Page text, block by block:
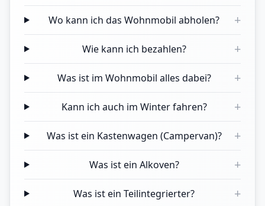
Wo kann ich das Wohnmobil abholen? +
Wie kann ich bezahlen? +
Was ist im Wohnmobil alles dabei? +
Kann ich auch im Winter fahren? +
Was ist ein Kastenwagen (Campervan)? +
Was ist ein Alkoven? +
Was ist ein Teilintegrierter? +